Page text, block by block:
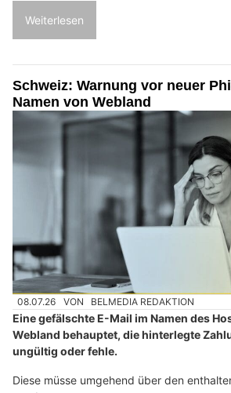
Weiterlesen
Schweiz: Warnung vor neuer
Namen von Webland
08.07.26 VON BELMEDIA REDAKTION
Eine gefälschte E-Mail im Namen des
Webland behauptet, die hinterlegte
ungültig oder fehle.
Diese müsse umgehend über den